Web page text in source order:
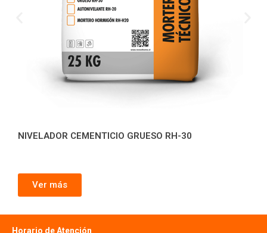
NIVELADOR CEMENTICIO GRUESO RH-30
Ver más
Horario de Atención